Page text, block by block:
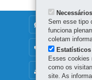
MAPA DO SITE
DENUNCIE
OUVIDORIA
Necessários
Sem esse tipo
funciona
coletam
Estatísticos
Esses cookies
como os
site. As